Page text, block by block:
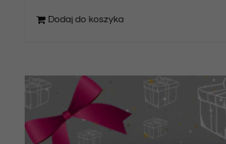
Dodaj do koszyka